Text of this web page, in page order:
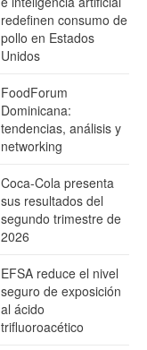
redefinen consumo de
pollo en Estados
Unidos
FoodForum
Dominicana:
tendencias, análisis y
networking
Coca-Cola presenta
sus resultados del
segundo trimestre de
2026
EFSA reduce el nivel
seguro de exposición
al ácido
trifluoroacético